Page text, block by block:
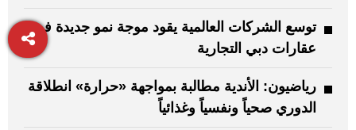
توسع الشركات العالمية يقود موجة نمو جديدة في
عقارات دبي التجارية
رياضيون: الأندية مطالبة بمواجهة «حرارة» انطلاقة
الدوري صحياً ونفسياً وغذائياً